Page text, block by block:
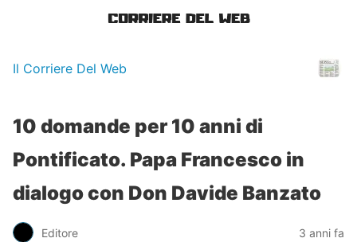
Il Corriere Del Web
10 domande per 10 anni di
Pontificato. Papa Francesco in
dialogo con Don Davide Banzato
Editore 3 anni fa